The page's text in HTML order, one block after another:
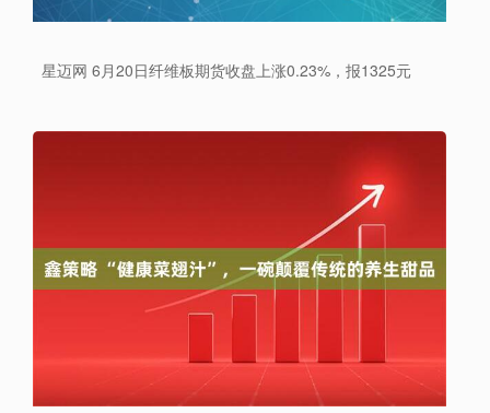
星迈网 6月20日纤维板期货收盘上涨0.23%，报1325元